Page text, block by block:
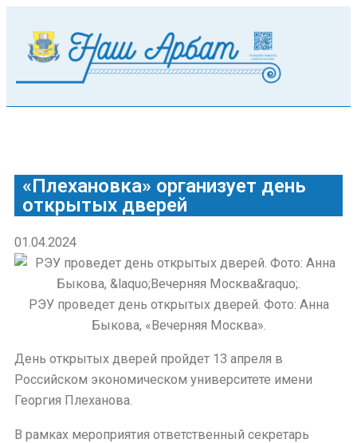
«Плехановка» организует день
открытых дверей
01.04.2024
РЭУ проведет день открытых дверей. Фото: Анна
Быкова, «Вечерняя Москва».
День открытых дверей пройдет 13 апреля в
Российском экономическом университете имени
Георгия Плеханова.
В рамках мероприятия ответственный секретарь